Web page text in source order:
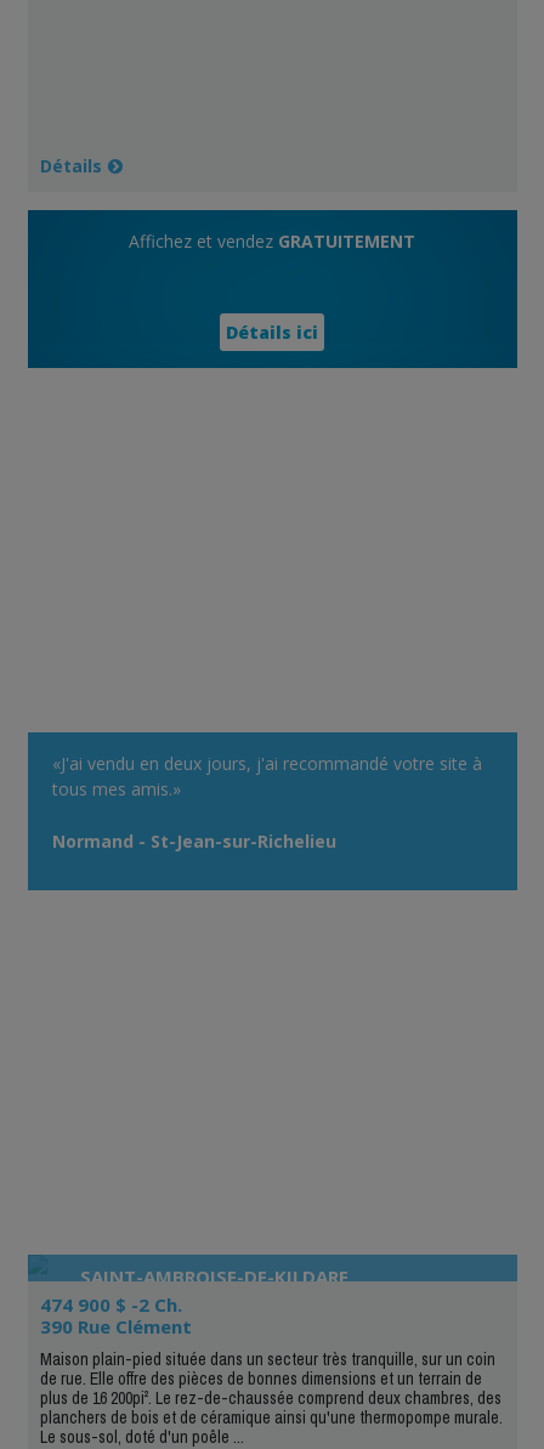
Détails
Affichez et vendez GRATUITEMENT
Détails ici
«J'ai vendu en deux jours, j'ai recommandé votre site à
tous mes amis.»
Normand - St-Jean-sur-Richelieu
SAINT-AMBROISE-DE-KILDARE
474 900 $ -2 Ch.
390 Rue Clément
Maison plain-pied située dans un secteur très tranquille, sur un coin
de rue. Elle offre des pièces de bonnes dimensions et un terrain de
plus de 16 200pi². Le rez-de-chaussée comprend deux chambres, des
planchers de bois et de céramique ainsi qu'une thermopompe murale.
Le sous-sol, doté d'un poêle ...